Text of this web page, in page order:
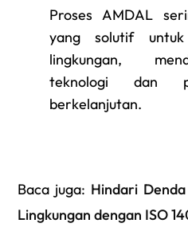
Proses AMDAL
yang solutif untuk
lingkungan,
teknologi dan
berkelanjutan.
Baca juga: Hindari
Lingkungan dengan ISO